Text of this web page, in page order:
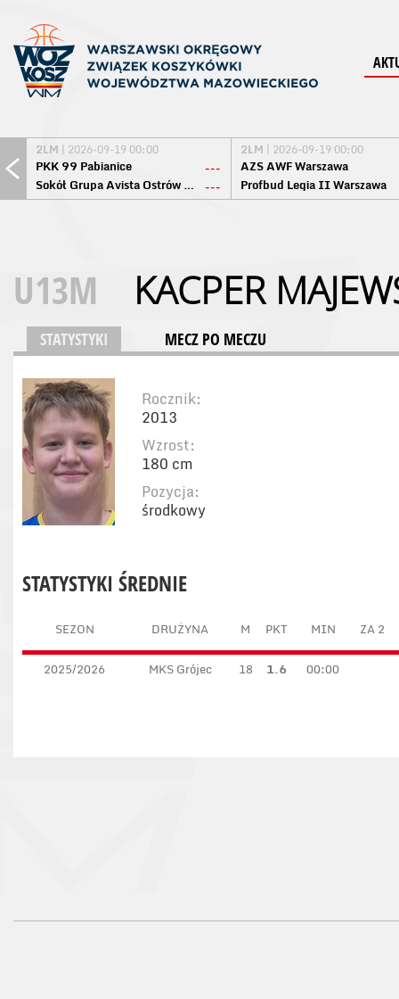
2LM | 2026-09-19 00:00
PKK 99 Pabianice
---
Sokół Grupa Avista Ostrów Maz. ---
2LM | 2026-09-19 00:00
AZS AWF Warszawa
Profbud Legia II Warszawa
U13M KACPER
STATYSTYKI MECZ PO MECZU
Rocznik:
2013
Wzrost:
180 cm
Pozycja:
środkowy
STATYSTYKI ŚREDNIE
SEZON DRUŻYNA M PKT MIN ZA 2
2025/2026 MKS Grójec 18 1.6 00:00